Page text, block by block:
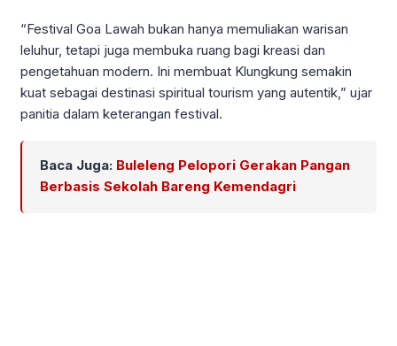
“Festival Goa Lawah bukan hanya memuliakan warisan
leluhur, tetapi juga membuka ruang bagi kreasi dan
pengetahuan modern. Ini membuat Klungkung semakin
kuat sebagai destinasi spiritual tourism yang autentik,” ujar
panitia dalam keterangan festival.
Baca Juga: Buleleng Pelopori Gerakan Pangan
Berbasis Sekolah Bareng Kemendagri